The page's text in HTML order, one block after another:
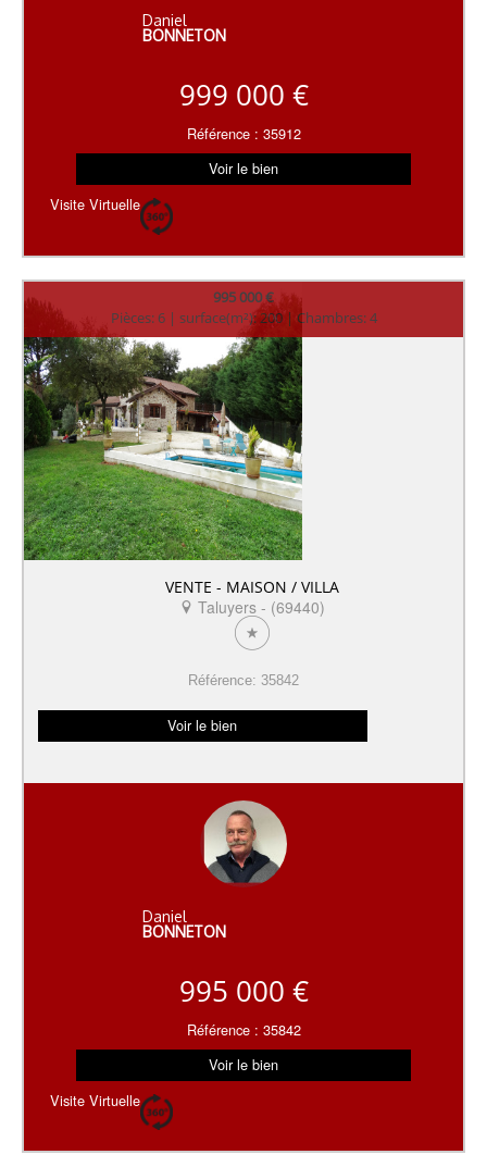
Daniel
BONNETON
999 000 €
Référence : 35912
Voir le bien
Visite Virtuelle
995 000 €
Pièces: 6 | surface(m²): 200 | Chambres: 4
VENTE - MAISON / VILLA
Taluyers - (69440)
Référence: 35842
Voir le bien
Daniel
BONNETON
995 000 €
Référence : 35842
Voir le bien
Visite Virtuelle